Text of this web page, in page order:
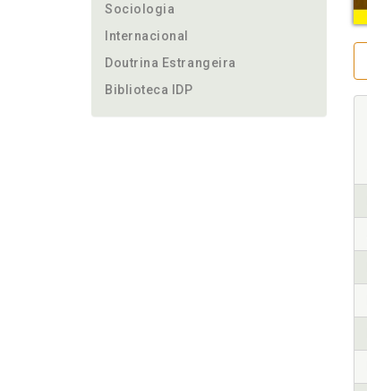
Sociologia
Internacional
Doutrina Estrangeira
Biblioteca IDP